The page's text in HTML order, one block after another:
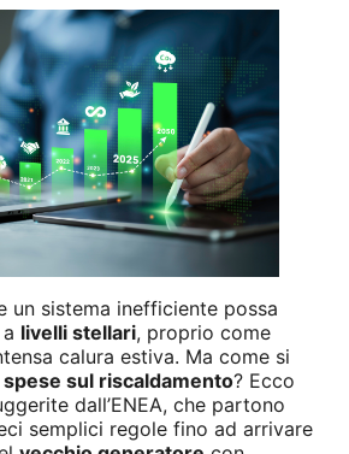
un sistema inefficiente possa
livelli stellari, proprio come
calura estiva. Ma come si
spese sul riscaldamento? Ecco
dall’ENEA, che partono
semplici regole fino ad arrivare